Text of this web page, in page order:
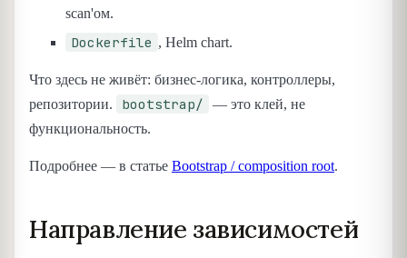
scan'ом.
Dockerfile , Helm chart.
Что здесь не живёт: бизнес-логика, контроллеры,
репозитории.
bootstrap/
— это клей, не
функциональность.
Подробнее — в статье Bootstrap / composition root.
Направление зависимостей